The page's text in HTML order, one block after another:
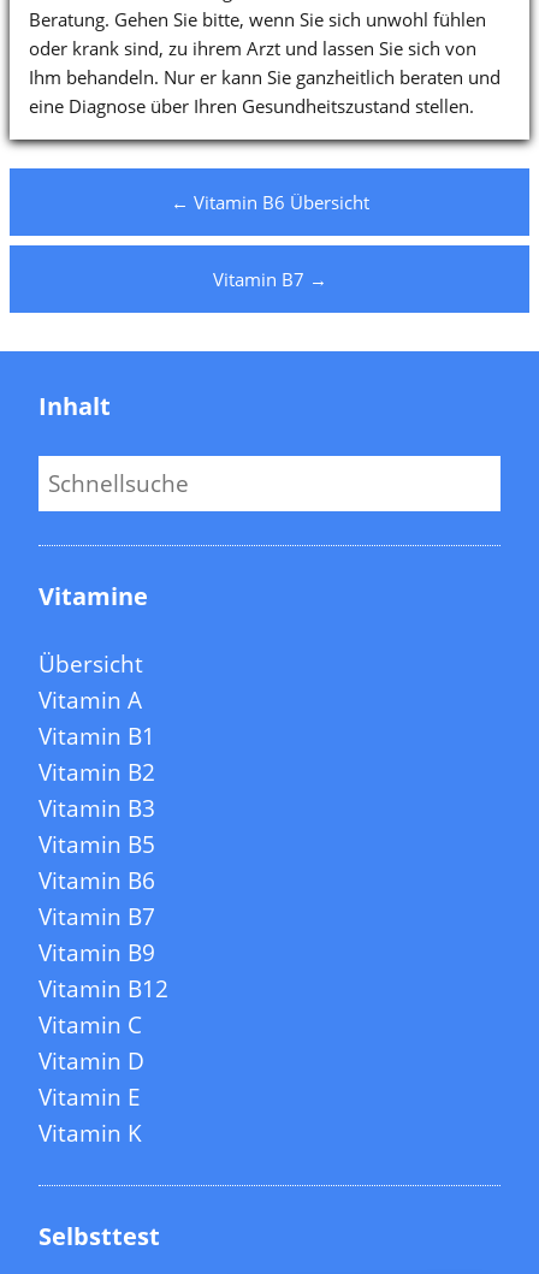
Beratung. Gehen Sie bitte, wenn Sie sich unwohl fühlen
oder krank sind, zu ihrem Arzt und lassen Sie sich von
Ihm behandeln. Nur er kann Sie ganzheitlich beraten und
eine Diagnose über Ihren Gesundheitszustand stellen.
← Vitamin B6 Übersicht
Vitamin B7 →
Inhalt
Vitamine
Übersicht
Vitamin A
Vitamin B1
Vitamin B2
Vitamin B3
Vitamin B5
Vitamin B6
Vitamin B7
Vitamin B9
Vitamin B12
Vitamin C
Vitamin D
Vitamin E
Vitamin K
Selbsttest